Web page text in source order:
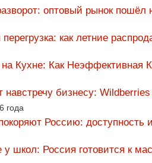
оптовый рынок
как летние
Кухне: Как
навстречу бизнесу:
года
Россию:
у школ: Россия готовится к